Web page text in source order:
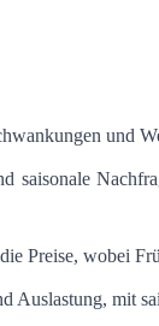
und
saisonale
Preise, wobei
Auslastung, mit